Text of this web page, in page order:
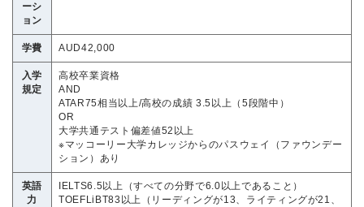
ーシ
ョン
学費 AUD42,000
入学
規定
高校卒業資格
AND
ATAR75相当以上/高校の成績 3.5以上（5段階中）
OR
大学共通テスト偏差値52以上
※マッコーリー大学カレッジからのパスウェイ（ファウンデー
ション）あり
英語
力
IELTS6.5以上（すべての分野で6.0以上であること）
TOEFLiBT83以上（リーディングが13、ライティングが21、